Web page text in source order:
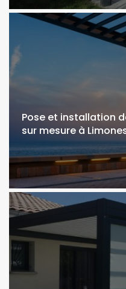
Pose et installation
sur mesure à